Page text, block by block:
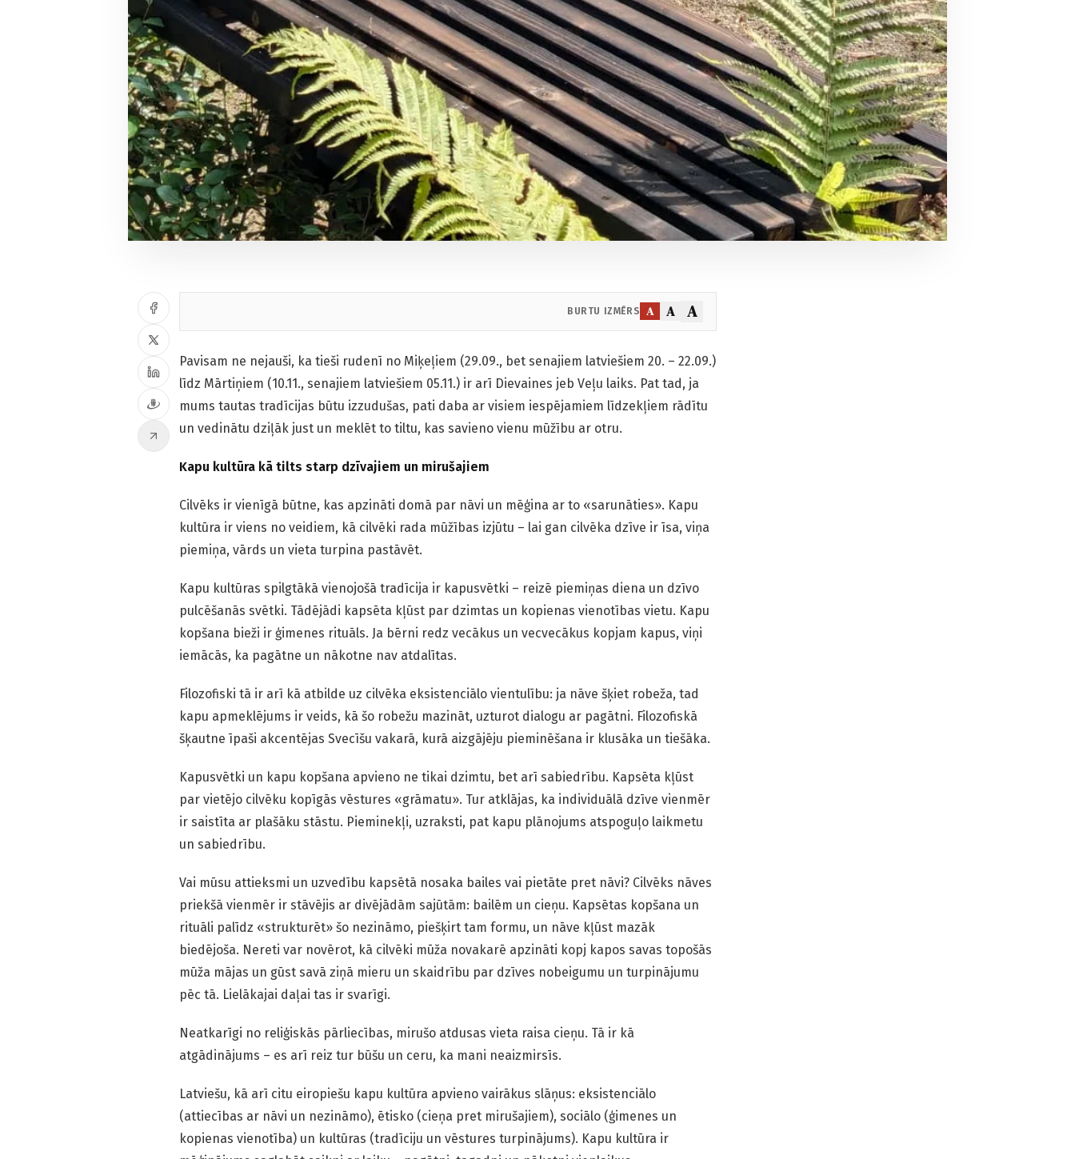
BURTU IZMĒRS A A A
Pavisam ne nejauši, ka tieši rudenī no Miķeļiem (29.09., bet senajiem latviešiem 20. – 22.09.)
līdz Mārtiņiem (10.11., senajiem latviešiem 05.11.) ir arī Dievaines jeb Veļu laiks. Pat tad, ja
mums tautas tradīcijas būtu izzudušas, pati daba ar visiem iespējamiem līdzekļiem rādītu
un vedinātu dziļāk just un meklēt to tiltu, kas savieno vienu mūžību ar otru.
Kapu kultūra kā tilts starp dzīvajiem un mirušajiem
Cilvēks ir vienīgā būtne, kas apzināti domā par nāvi un mēģina ar to «sarunāties». Kapu
kultūra ir viens no veidiem, kā cilvēki rada mūžības izjūtu – lai gan cilvēka dzīve ir īsa, viņa
piemiņa, vārds un vieta turpina pastāvēt.
Kapu kultūras spilgtākā vienojošā tradīcija ir kapusvētki – reizē piemiņas diena un dzīvo
pulcēšanās svētki. Tādējādi kapsēta kļūst par dzimtas un kopienas vienotības vietu. Kapu
kopšana bieži ir ģimenes rituāls. Ja bērni redz vecākus un vecvecākus kopjam kapus, viņi
iemācās, ka pagātne un nākotne nav atdalītas.
Filozofiski tā ir arī kā atbilde uz cilvēka eksistenciālo vientulību: ja nāve šķiet robeža, tad
kapu apmeklējums ir veids, kā šo robežu mazināt, uzturot dialogu ar pagātni. Filozofiskā
šķautne īpaši akcentējas Svecīšu vakarā, kurā aizgājēju pieminēšana ir klusāka un tiešāka.
Kapusvētki un kapu kopšana apvieno ne tikai dzimtu, bet arī sabiedrību. Kapsēta kļūst
par vietējo cilvēku kopīgās vēstures «grāmatu». Tur atklājas, ka individuālā dzīve vienmēr
ir saistīta ar plašāku stāstu. Pieminekļi, uzraksti, pat kapu plānojums atspoguļo laikmetu
un sabiedrību.
Vai mūsu attieksmi un uzvedību kapsētā nosaka bailes vai pietāte pret nāvi? Cilvēks nāves
priekšā vienmēr ir stāvējis ar divējādām sajūtām: bailēm un cieņu. Kapsētas kopšana un
rituāli palīdz «strukturēt» šo nezināmo, piešķirt tam formu, un nāve kļūst mazāk
biedējoša. Nereti var novērot, kā cilvēki mūža novakarē apzināti kopj kapos savas topošās
mūža mājas un gūst savā ziņā mieru un skaidrību par dzīves nobeigumu un turpinājumu
pēc tā. Lielākajai daļai tas ir svarīgi.
Neatkarīgi no reliģiskās pārliecības, mirušo atdusas vieta raisa cieņu. Tā ir kā
atgādinājums – es arī reiz tur būšu un ceru, ka mani neaizmirsīs.
Latviešu, kā arī citu eiropiešu kapu kultūra apvieno vairākus slāņus: eksistenciālo
(attiecības ar nāvi un nezināmo), ētisko (cieņa pret mirušajiem), sociālo (ģimenes un
kopienas vienotība) un kultūras (tradīciju un vēstures turpinājums). Kapu kultūra ir